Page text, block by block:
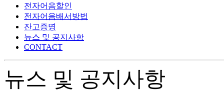
전자어음할인
전자어음배서방법
잔고증명
뉴스 및 공지사항
CONTACT
뉴스 및 공지사항